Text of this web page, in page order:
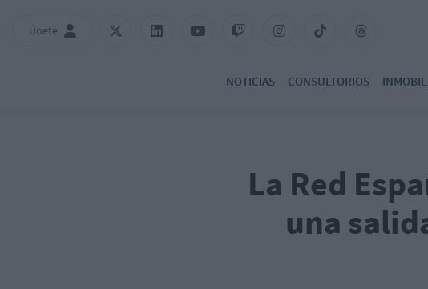
Únete
NOTICIAS CONSULTORIOS
La Red
una